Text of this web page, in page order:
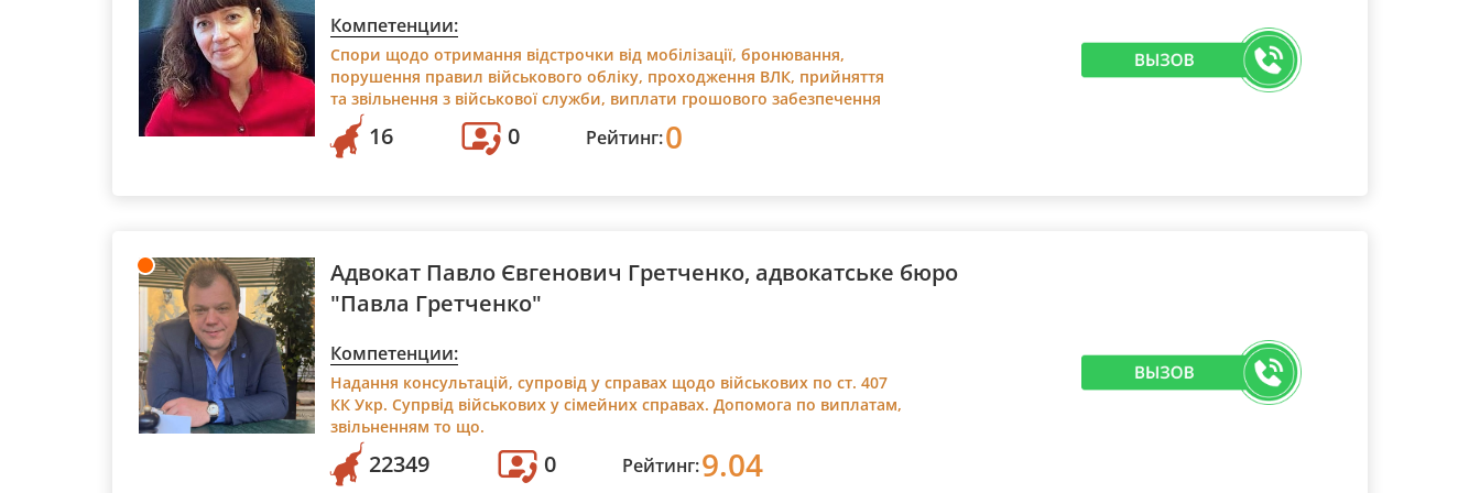
Компетенции:
Спори щодо отримання відстрочки від мобілізації, бронювання,
порушення правил військового обліку, проходження ВЛК, прийняття
та звільнення з військової служби, виплати грошового забезпечення
16 0 Рейтинг:0
Адвокат Павло Євгенович Гретченко, адвокатське бюро
"Павла Гретченко"
Компетенции:
Надання консультацій, супровід у справах щодо військових по ст. 407
КК Укр. Супрвід військових у сімейних справах. Допомога по виплатам,
звільненням то що.
22349 0 Рейтинг:9.04